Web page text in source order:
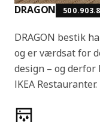
DRAGON
DRAGON bestik
og er værdsat for
design – og
IKEA Restauranter.
Produktfunktioner